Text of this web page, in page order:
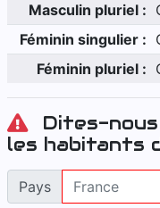
Masculin pluriel :
Féminin singulier :
Féminin pluriel :
Dites-
les habitants
Pays